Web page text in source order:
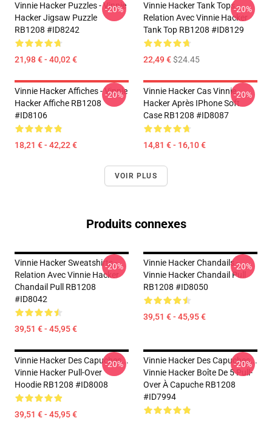
Vinnie Hacker Puzzles - Vinnie
Hacker Jigsaw Puzzle
RB1208 #ID8242
21,98 € - 40,02 €
-20%
Vinnie Hacker Tank Tops -
Relation Avec Vinnie Hacker
Tank Top RB1208 #ID8129
22,49 €$24.45
-20%
Vinnie Hacker Affiches - Vinnie
Hacker Affiche RB1208
#ID8106
18,21 € - 42,22 €
-20%
Vinnie Hacker Cas Vinnie
Hacker Après IPhone Soft
Case RB1208 #ID8087
14,81 € - 16,10 €
-20%
VOIR PLUS
Produits connexes
Vinnie Hacker Sweatshirts -
Relation Avec Vinnie Hacker
Chandail Pull RB1208
#ID8042
39,51 € - 45,95 €
-20%
Vinnie Hacker Chandails -
Vinnie Hacker Chandail Pull
RB1208 #ID8050
39,51 € - 45,95 €
-20%
Vinnie Hacker Des Capuches...
Vinnie Hacker Pull-Over
Hoodie RB1208 #ID8008
39,51 € - 45,95 €
-20%
Vinnie Hacker Des Capuches...
Vinnie Hacker Boîte De 5 Pull-
Over À Capuche RB1208
#ID7994
-20%